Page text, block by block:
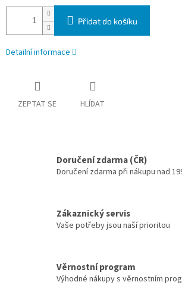
Přidat do košíku
Detailní informace
ZEPTAT SE HLÍDAT
Doručení zdarma (ČR)
Doručení zdarma při nákupu nad
Zákaznický servis
Vaše potřeby jsou naší prioritou
Věrnostní program
Výhodné nákupy s věrnostním